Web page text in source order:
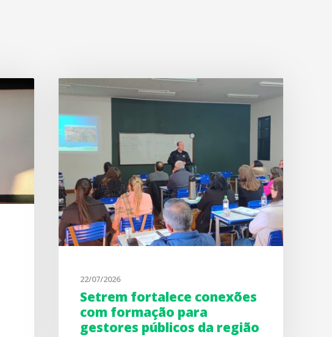
22/07/2026
Setrem fortalece conexões
com formação para
gestores públicos da região